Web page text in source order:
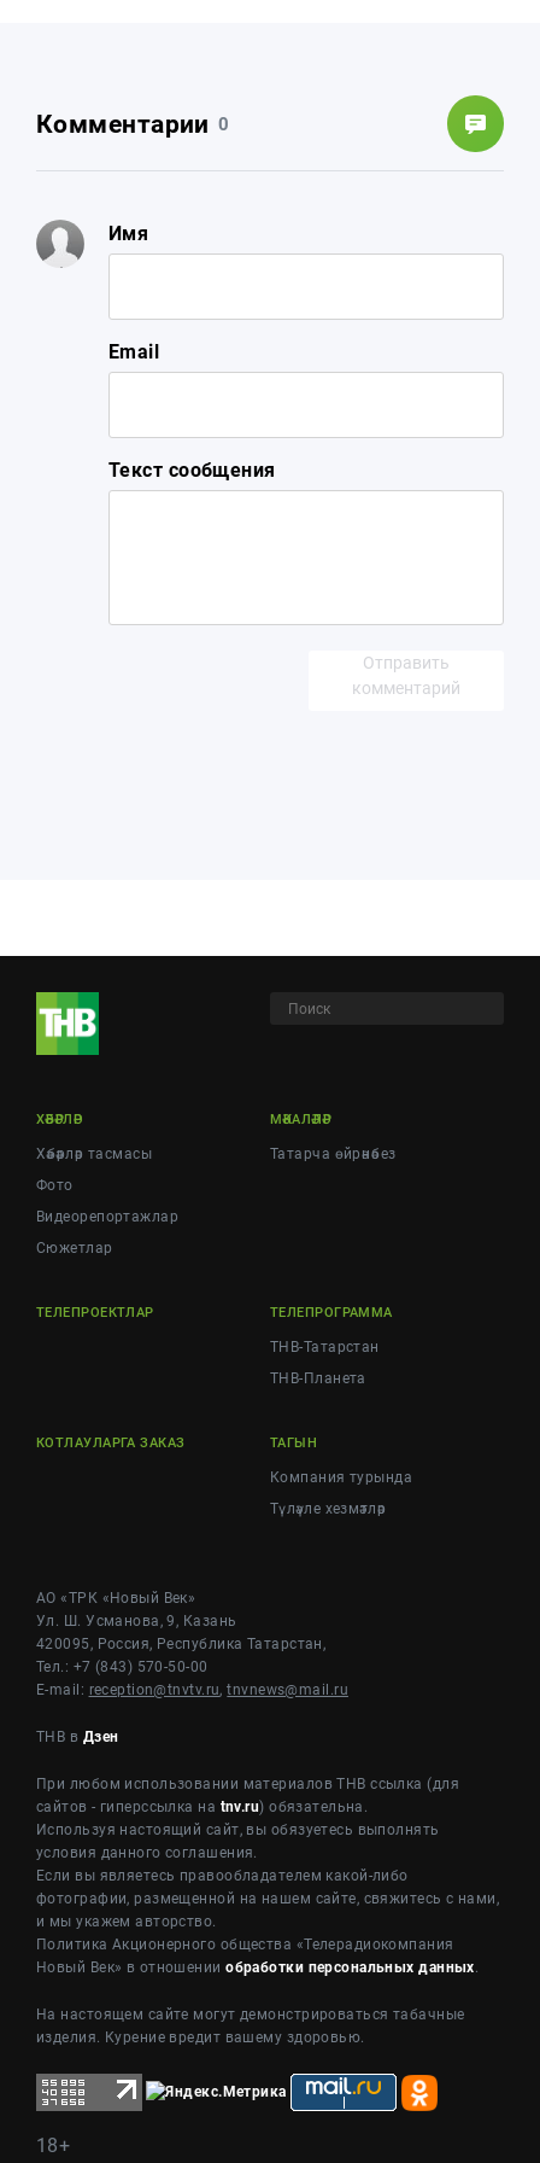
Комментарии 0
Имя
Email
Текст сообщения
Отправить
комментарий
ХӘБӘРЛӘР
Хәбәрләр тасмасы
Фото
Видеорепортажлар
Cюжетлар
МӘКАЛӘЛӘР
Татарча өйрәнәбез
ТЕЛЕПРОЕКТЛАР ТЕЛЕПРОГРАММА
ТНВ-Татарстан
ТНВ-Планета
КОТЛАУЛАРГА ЗАКАЗ ТАГЫН
Компания турында
Түләүле хезмәтләр
АО «ТРК «Новый Век»
Ул. Ш. Усманова, 9, Казань
420095, Россия, Республика Татарстан,
Тел.: +7 (843) 570-50-00
E-mail: reception@tnvtv.ru,tnvnews@mail.ru
ТНВ в Дзен
При любом использовании материалов ТНВ ссылка (для
сайтов - гиперссылка на tnv.ru) обязательна.
Используя настоящий сайт, вы обязуетесь выполнять
условия данного соглашения.
Если вы являетесь правообладателем какой-либо
фотографии, размещенной на нашем сайте, свяжитесь с нами,
и мы укажем авторство.
Политика Акционерного общества «Телерадиокомпания
Новый Век» в отношенииобработки персональных данных.
На настоящем сайте могут демонстрироваться табачные
изделия. Курение вредит вашему здоровью.
18+